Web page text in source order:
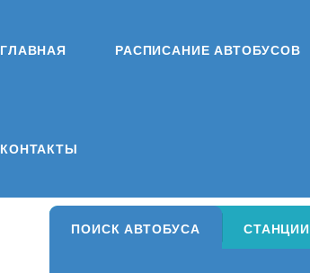
ГЛАВНАЯ РАСПИСАНИЕ АВТОБУСОВ
КОНТАКТЫ
ПОИСК АВТОБУСА СТАНЦИИ